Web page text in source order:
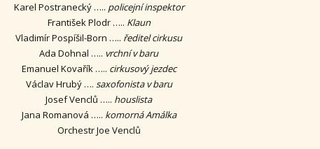
Karel Postranecký ….. policejní inspektor
František Plodr ….. Klaun
Vladimír Pospíšil-Born ….. ředitel cirkusu
Ada Dohnal ….. vrchní v baru
Emanuel Kovařík ….. cirkusový jezdec
Václav Hrubý …. saxofonista v baru
Josef Venclů ….. houslista
Jana Romanová ….. komorná Amálka
Orchestr Joe Venclů